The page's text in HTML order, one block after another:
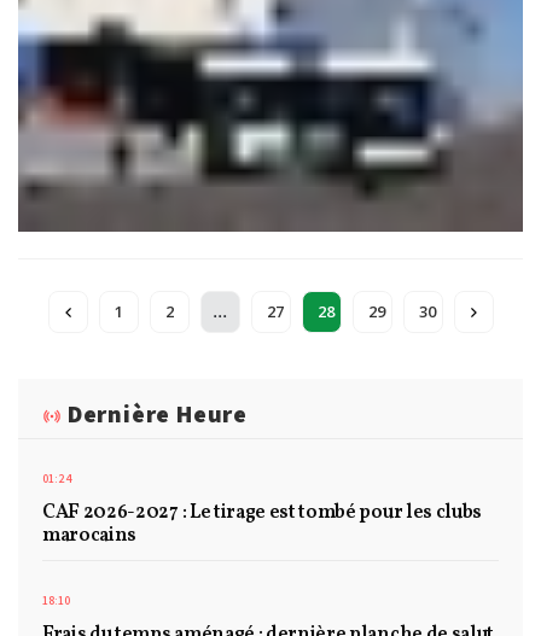
1 2 ... 27 28 29 30
Dernière Heure
01:24
CAF 2026-2027 : Le tirage est tombé pour les clubs
marocains
18:10